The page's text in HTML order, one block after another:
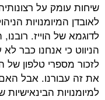
שיחות עומק על
לאובדן המיומנויות
לדוגמא של הוייז.
הניווט כי אנחנו כבר
לזכור מספרי טלפון של
את זה עבורנו. אבל
למיומנויות הבינאישיות